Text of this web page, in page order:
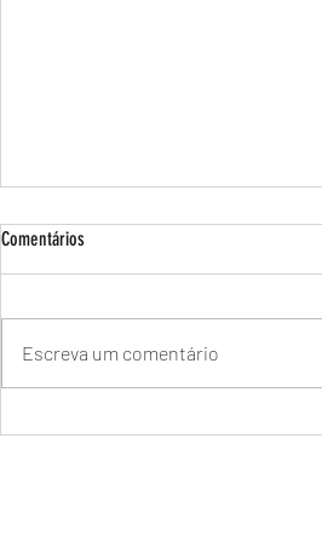
Comentários
Escreva um comentário